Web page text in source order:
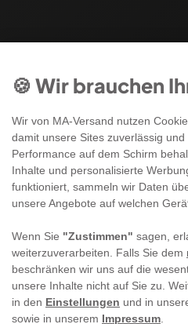
🍪 Wir brauchen
Wir von MA-Versand nutzen
damit unsere Sites zuverlässig
Performance auf dem Schirm
Inhalte und personalisierte
funktioniert, sammeln wir Daten
unsere Angebote auf welchen
Wenn Sie "Zustimmen" sagen,
weiterzuverarbeiten. Falls Sie dem
beschränken wir uns auf die
unsere Inhalte nicht auf Sie zu.
in den Einstellungen und in
sowie in unserem Impressum